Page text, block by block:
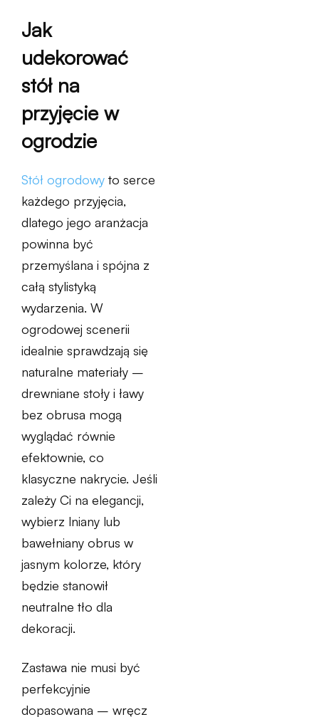
Jak
udekorować
stół na
przyjęcie w
ogrodzie
Stół ogrodowy to serce
każdego przyjęcia,
dlatego jego aranżacja
powinna być
przemyślana i spójna z
całą stylistyką
wydarzenia. W
ogrodowej scenerii
idealnie sprawdzają się
naturalne materiały –
drewniane stoły i ławy
bez obrusa mogą
wyglądać równie
efektownie, co
klasyczne nakrycie. Jeśli
zależy Ci na elegancji,
wybierz lniany lub
bawełniany obrus w
jasnym kolorze, który
będzie stanowił
neutralne tło dla
dekoracji.
Zastawa nie musi być
perfekcyjnie
dopasowana – wręcz